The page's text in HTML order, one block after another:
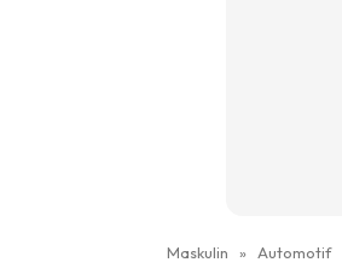
Maskulin » Automotif